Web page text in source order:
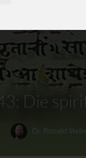
Die
Dr. Ronald